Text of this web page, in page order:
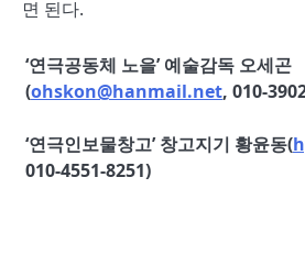
면 된다.
‘연극공동체 노을’예술감독 오세곤
(ohskon@hanmail.net, 010-
‘연극인보물창고’창고지기 황윤동(
010-4551-8251)